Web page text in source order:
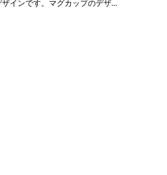
インです。マグカップのデザ...